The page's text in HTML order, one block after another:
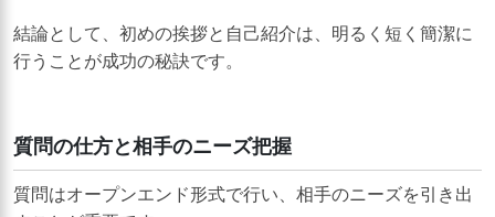
結論として、初めの挨拶と自己紹介は、明るく短く簡潔に
行うことが成功の秘訣です。
質問の仕方と相手のニーズ把握
質問はオープンエンド形式で行い、相手のニーズを引き出